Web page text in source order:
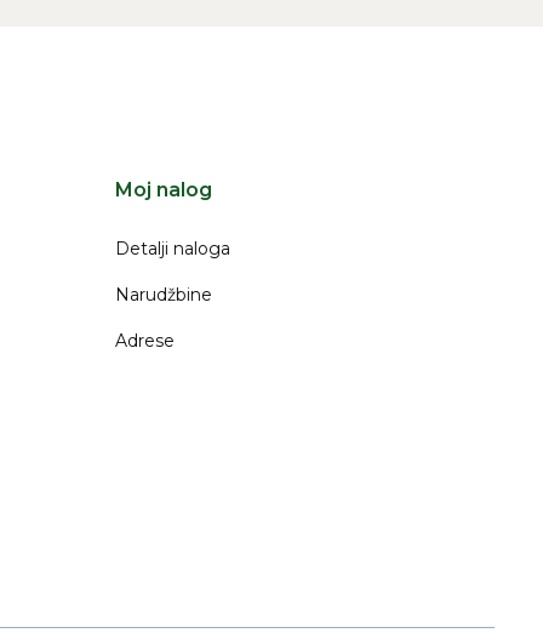
Moj nalog
Detalji naloga
Narudžbine
Adrese